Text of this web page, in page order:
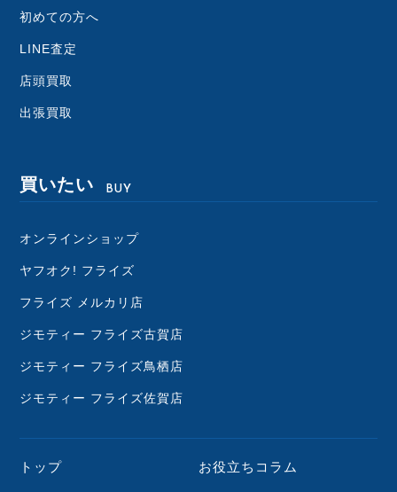
初めての方へ
LINE査定
店頭買取
出張買取
買いたい BUY
オンラインショップ
ヤフオク! フライズ
フライズ メルカリ店
ジモティー フライズ古賀店
ジモティー フライズ鳥栖店
ジモティー フライズ佐賀店
トップ お役立ちコラム